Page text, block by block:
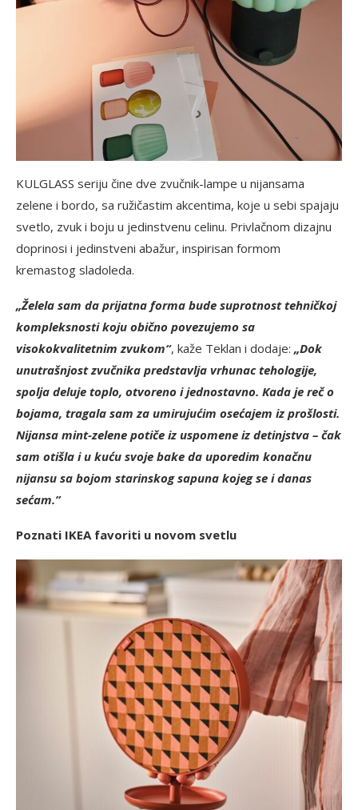
KULGLASS seriju čine dve zvučnik-lampe u nijansama
zelene i bordo, sa ružičastim akcentima, koje u sebi spajaju
svetlo, zvuk i boju u jedinstvenu celinu. Privlačnom dizajnu
doprinosi i jedinstveni abažur, inspirisan formom
kremastog sladoleda.
„Želela sam da prijatna forma bude suprotnost tehničkoj
kompleksnosti koju obično povezujemo sa
visokokvalitetnim zvukom“, kaže Teklan i dodaje: „Dok
unutrašnjost zvučnika predstavlja vrhunac tehologije,
spolja deluje toplo, otvoreno i jednostavno. Kada je reč o
bojama, tragala sam za umirujućim osećajem iz prošlosti.
Nijansa mint-zelene potiče iz uspomene iz detinjstva – čak
sam otišla i u kuću svoje bake da uporedim konačnu
nijansu sa bojom starinskog sapuna kojeg se i danas
sećam.”
Poznati IKEA favoriti u novom svetlu